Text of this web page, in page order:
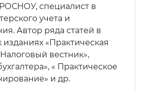
РОСНОУ, специалист в
учета и
Автор ряда статей в
«Практическая
вестник»,
« Практическое
и др.